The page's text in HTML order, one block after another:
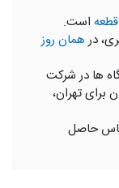
است.
درهمان روز
ها در شرکت
برای تهران،
حاصل